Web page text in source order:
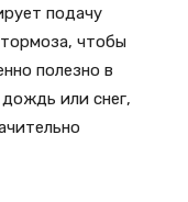
подачу
чтобы
полезно в
или снег,